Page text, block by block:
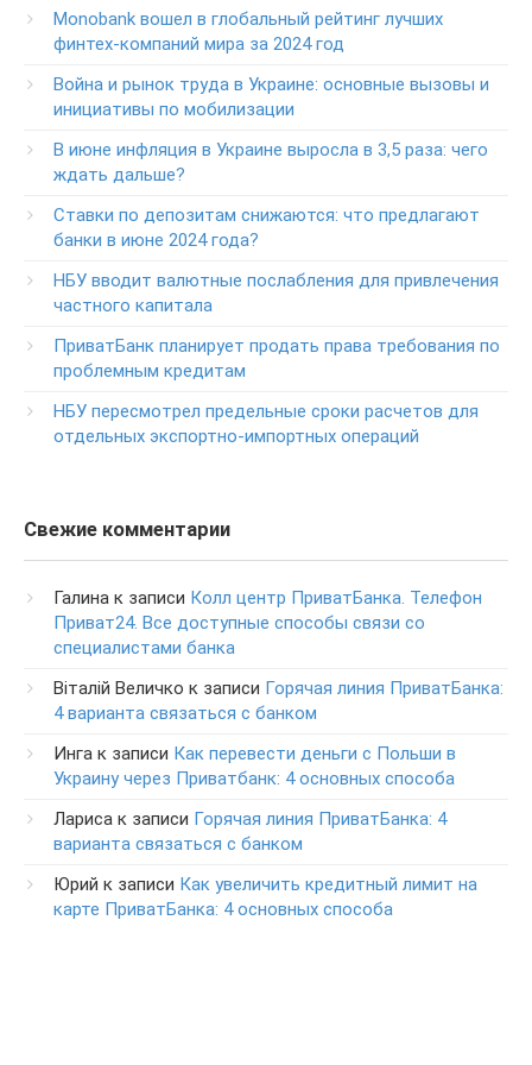
клиентов ПриватБанка
Колл центр: 3700
Круглосуточный телефон поддержки VIP­-клиентов
ПриватБанка
+38-056-716-12-12
+38-073-900-00-02
Круглосуточный телефон поддержки владельцев карт
класса GOLD
0-800-504-707
Круглосуточный телефон поддержки обслуживания
0-800-500-030
0-800-500-804
Monobank вошел в глобальный рейтинг лучших
финтех-компаний мира за 2024 год
Война и рынок труда в Украине: основные вызовы и
инициативы по мобилизации
В июне инфляция в Украине выросла в 3,5 раза: чего
ждать дальше?
Ставки по депозитам снижаются: что предлагают
банки в июне 2024 года?
НБУ вводит валютные послабления для привлечения
частного капитала
ПриватБанк планирует продать права требования по
проблемным кредитам
НБУ пересмотрел предельные сроки расчетов для
отдельных экспортно-импортных операций
Свежие комментарии
Галина к записи Колл центр ПриватБанка. Телефон
Приват24. Все доступные способы связи со
специалистами банка
Віталій Величко к записи Горячая линия ПриватБанка:
4 варианта связаться с банком
Инга к записи Как перевести деньги с Польши в
Украину через Приватбанк: 4 основных способа
Лариса к записи Горячая линия ПриватБанка: 4
варианта связаться с банком
Юрий к записи Как увеличить кредитный лимит на
карте ПриватБанка: 4 основных способа